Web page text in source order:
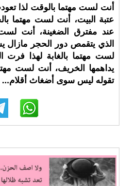
أنت لست مهتما بالوقت لذا
عتبة البيت، أنت لست مهتما
عند مفترق الضغينة، أنت لست
الذي يتقمص دور الحجر مازال
لست مهتما بالغابة لهذا
يداهمها الخريف، أنت لست
تقوله ليس سوى أضغاث أقلام...